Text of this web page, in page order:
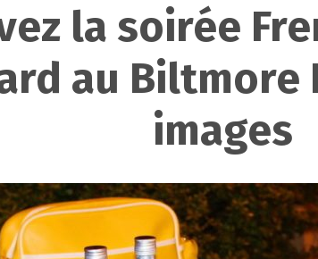
la soirée
au Biltmore
images